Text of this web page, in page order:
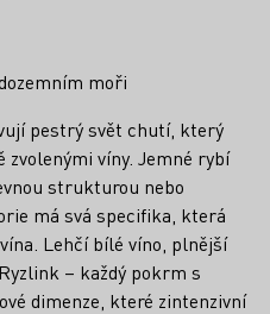
moři
pestrý svět chutí, který
zvolenými víny. Jemné rybí
strukturou nebo
má svá specifika, která
Lehčí bílé víno, plnější
– každý pokrm s
dimenze, které zintenzivní